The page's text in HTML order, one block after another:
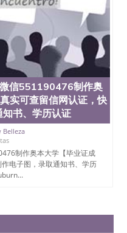
信551190476制作奥
实可查留信网认证，快
书、学历认证
Belleza
制作奥本大学【毕业证成
电子图，录取通知书、学历